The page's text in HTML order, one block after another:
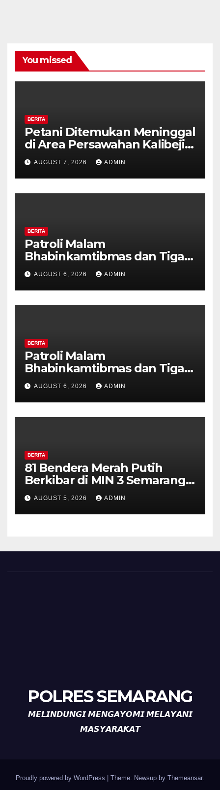
You missed
BERITA
Petani Ditemukan Meninggal
di Area Persawahan Kalibeji,
Polisi Pastikan Tidak Ada
Tanda Kekerasan
AUGUST 7, 2026 ADMIN
BERITA
Patroli Malam
Bhabinkamtibmas dan Tiga
Pilar Kelurahan Ungaran
Perkuat Kamtibmas, Warga
Diajak Aktifkan Ronda
AUGUST 6, 2026 ADMIN
BERITA
Patroli Malam
Bhabinkamtibmas dan Tiga
Pilar Kelurahan Ungaran
Perkuat Kamtibmas, Warga
Diajak Aktifkan Ronda
AUGUST 6, 2026 ADMIN
BERITA
81 Bendera Merah Putih
Berkibar di MIN 3 Semarang,
Bhabinkamtibmas Desa
Timpik Hadiri Peringatan
HUT ke-81 Kemerdekaan RI
AUGUST 5, 2026 ADMIN
POLRES SEMARANG
𝙈𝙀𝙇𝙄𝙉𝘿𝙐𝙉𝙂𝙄 𝙈𝙀𝙉𝙂𝘼𝙔𝙊𝙈𝙄 𝙈𝙀𝙇𝘼𝙔𝘼𝙉𝙄
𝙈𝘼𝙎𝙔𝘼𝙍𝘼𝙆𝘼𝙏
Proudly powered by WordPress Theme: Newsup by Themeansar.